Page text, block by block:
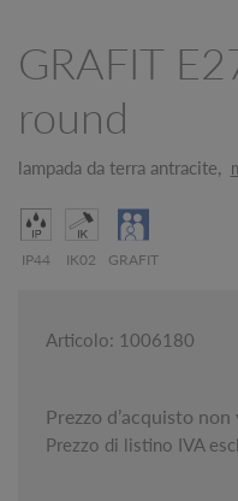
GRAFIT
round
lampada da terra antracite,
IP44 IK02 GRAFIT
Articolo: 1006180
Prezzo d’acquisto
Prezzo di listino IVA